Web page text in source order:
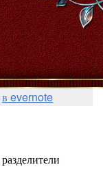
в evernote